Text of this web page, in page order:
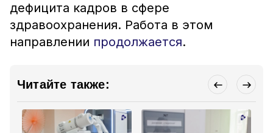
дефицита кадров в сфере
здравоохранения. Работа в этом
направлении продолжается.
Читайте также: